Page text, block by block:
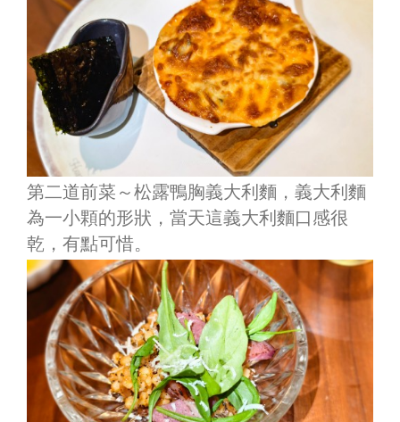
第二道前菜～松露鴨胸義大利麵，義大利麵
為一小顆的形狀，當天這義大利麵口感很
乾，有點可惜。